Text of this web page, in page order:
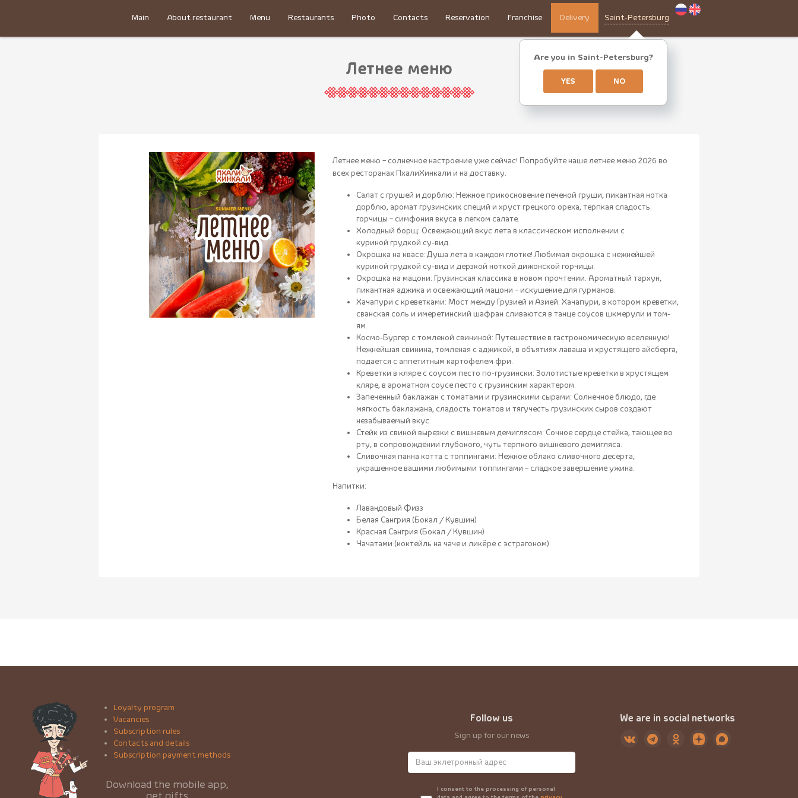
Main About restaurant Menu Restaurants Photo Contacts Reservation Franchise Delivery Saint-Petersburg
Are you in Saint-Petersburg?
YES NO
Летнее меню
Летнее меню – солнечное настроение уже сейчас! Попробуйте наше летнее меню 2026 во
всех ресторанах ПхалиХинкали и на доставку.
Салат с грушей и дорблю: Нежное прикосновение печеной груши, пикантная нотка
дорблю, аромат грузинских специй и хруст грецкого ореха, терпкая сладость
горчицы – симфония вкуса в легком салате.
Холодный борщ: Освежающий вкус лета в классическом исполнении с
куриной грудкой су-вид.
Окрошка на квасе: Душа лета в каждом глотке! Любимая окрошка с нежнейшей
куриной грудкой су-вид и дерзкой ноткой дижонской горчицы.
Окрошка на мацони: Грузинская классика в новом прочтении. Ароматный тархун,
пикантная аджика и освежающий мацони – искушение для гурманов.
Хачапури с креветками: Мост между Грузией и Азией. Хачапури, в котором креветки,
сванская соль и имеретинский шафран сливаются в танце соусов шкмерули и том-
ям.
Космо-Бургер с томленой свининой: Путешествие в гастрономическую вселенную!
Нежнейшая свинина, томленая с аджикой, в объятиях лаваша и хрустящего айсберга,
подается с аппетитным картофелем фри.
Креветки в кляре с соусом песто по-грузински: Золотистые креветки в хрустящем
кляре, в ароматном соусе песто с грузинским характером.
Запеченный баклажан с томатами и грузинскими сырами: Солнечное блюдо, где
мягкость баклажана, сладость томатов и тягучесть грузинских сыров создают
незабываемый вкус.
Стейк из свиной вырезки с вишневым демиглясом: Сочное сердце стейка, тающее во
рту, в сопровождении глубокого, чуть терпкого вишневого демигляса.
Сливочная панна котта с топпингами: Нежное облако сливочного десерта,
украшенное вашими любимыми топпингами – сладкое завершение ужина.
Напитки:
Лавандовый Физз
Белая Сангрия (Бокал / Кувшин)
Красная Сангрия (Бокал / Кувшин)
Чачатами (коктейль на чаче и ликёре с эстрагоном)
Loyalty program
Vacancies
Subscription rules
Contacts and details
Subscription payment methods
Download the mobile app,
Follow us
Sign up for our news
I consent to the processing of personal
We are in social networks